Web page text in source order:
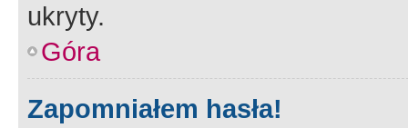
ukryty.
Góra
Zapomniałem hasła!